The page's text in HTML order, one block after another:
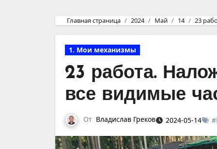
Главная страница 2024 Май 14 23
1. Мои механизмы
23 работа.
все видимые
От Владислав Греков 2024-05-14